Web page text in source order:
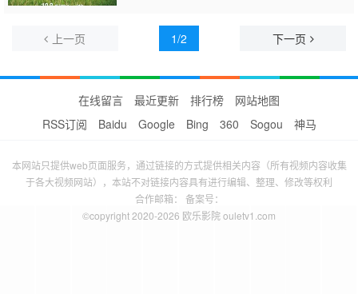
上一页 1/2 下一页
在线留言 最近更新 排行榜
网站地图
RSS订阅
Baidu Google Bing 360 Sogou 神马
本网站只提供web页面服务，通过链接的方式提供相关内容（所有视频内容收集
于各大视频网站），本站不对链接内容具有进行编辑、整理、修改等权利
合作邮箱： 备案号：
©copyright 2020-2026 欧乐影院 ouletv1.com